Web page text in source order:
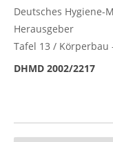
Deutsches
Herausgeber
Tafel 13 / Körperbau
DHMD 2002/2217